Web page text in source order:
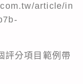
article/in
評分項目範例帶